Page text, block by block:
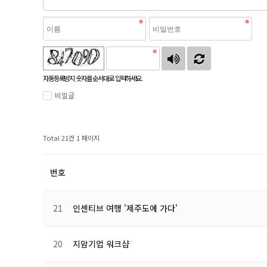
자동등록방지 숫자를 순서대로 입력하세요.
비밀글
Total 21건 1 페이지
번호
21 인센티브 여행 '제주도에 가다'
20 지암기업 워크샵